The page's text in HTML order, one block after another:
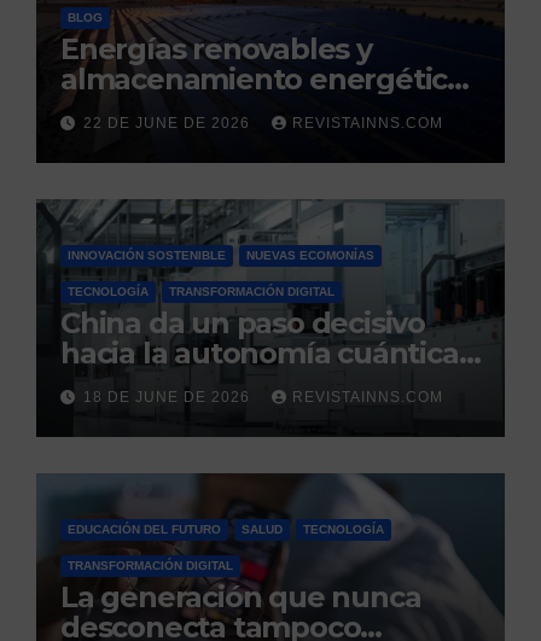
BLOG
Energías renovables y
almacenamiento energético:
la nueva columna vertebral
de la estabilidad del sistema
eléctrico español
22 DE JUNE DE 2026 REVISTAINNS.COM
INNOVACIÓN SOSTENIBLE NUEVAS ECOMONÍAS
TECNOLOGÍA TRANSFORMACIÓN DIGITAL
China da un paso decisivo
hacia la autonomía cuántica:
produce por primera vez el
silicio ultrapuro que sus
competidores controlaban
18 DE JUNE DE 2026 REVISTAINNS.COM
EDUCACIÓN DEL FUTURO SALUD TECNOLOGÍA
TRANSFORMACIÓN DIGITAL
La generación que nunca
desconecta tampoco